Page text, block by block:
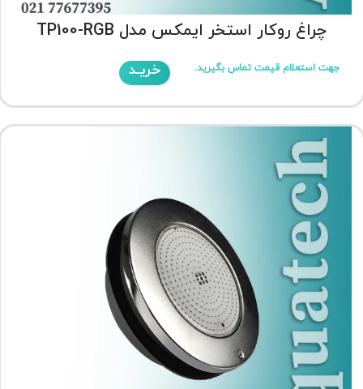
چراغ روکار استخر ایمکس مدل TP100-RGB
جهت استعلام قیمت تماس بگیرید. خریـد